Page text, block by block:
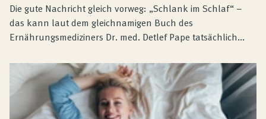
Die gute Nachricht gleich vorweg: „Schlank im Schlaf“ –
das kann laut dem gleichnamigen Buch des
Ernährungsmediziners Dr. med. Detlef Pape tatsächlich...